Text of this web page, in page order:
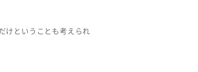
けということも考えられ